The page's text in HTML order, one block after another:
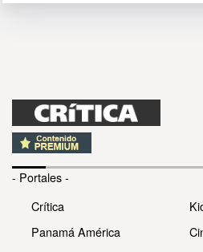
- Portales -
Crítica
Panamá América